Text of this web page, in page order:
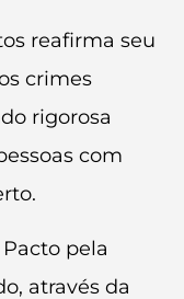
reafirma seu
crimes
rigorosa
com
pela
através da